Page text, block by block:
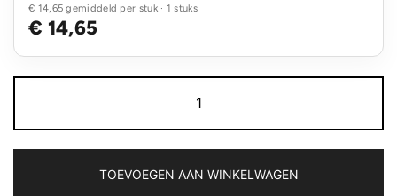
€ 14,65 gemiddeld per stuk · 1 stuks
€ 14,65
RCS-
rvs
vacuümmok
TOEVOEGEN AAN WINKELWAGEN